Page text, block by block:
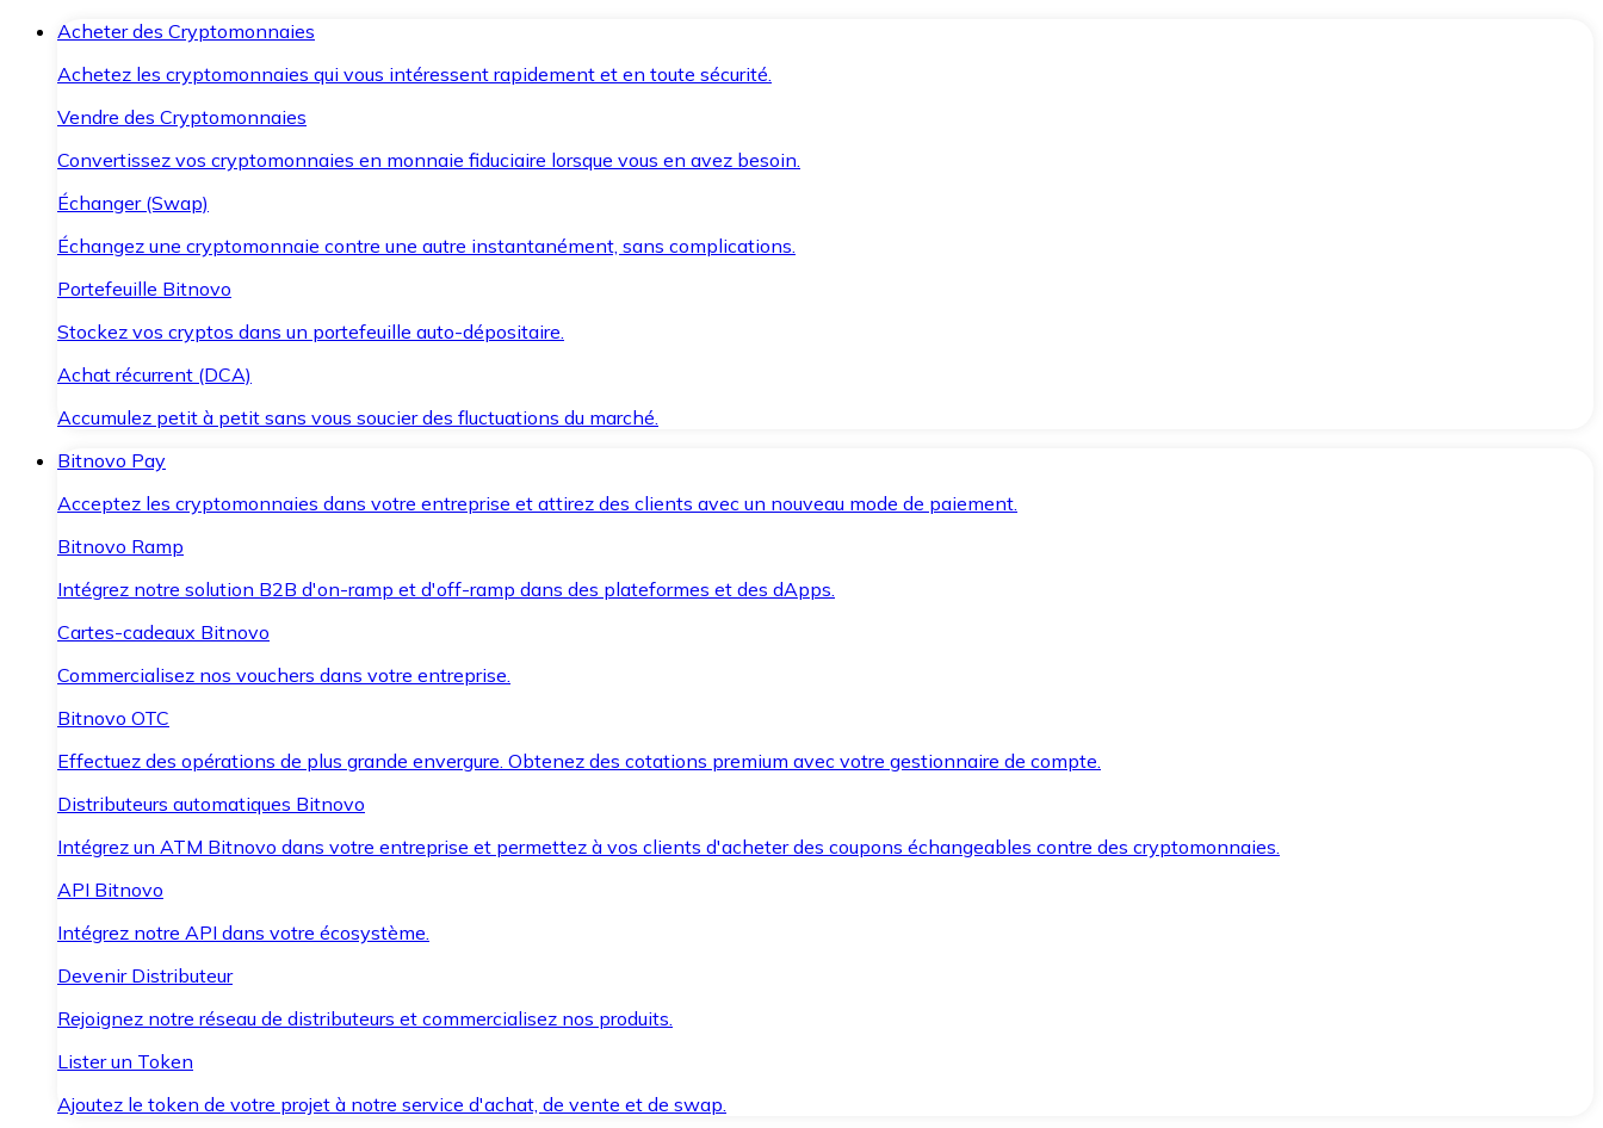
Acheter des Cryptomonnaies
Achetez les cryptomonnaies qui vous intéressent rapidement et en toute sécurité.
Vendre des Cryptomonnaies
Convertissez vos cryptomonnaies en monnaie fiduciaire lorsque vous en avez besoin.
Échanger (Swap)
Échangez une cryptomonnaie contre une autre instantanément, sans complications.
Portefeuille Bitnovo
Stockez vos cryptos dans un portefeuille auto-dépositaire.
Achat récurrent (DCA)
Accumulez petit à petit sans vous soucier des fluctuations du marché.
Bitnovo Pay
Acceptez les cryptomonnaies dans votre entreprise et attirez des clients avec un nouveau mode de paiement.
Bitnovo Ramp
Intégrez notre solution B2B d'on-ramp et d'off-ramp dans des plateformes et des dApps.
Cartes-cadeaux Bitnovo
Commercialisez nos vouchers dans votre entreprise.
Bitnovo OTC
Effectuez des opérations de plus grande envergure. Obtenez des cotations premium avec votre gestionnaire de compte.
Distributeurs automatiques Bitnovo
Intégrez un ATM Bitnovo dans votre entreprise et permettez à vos clients d'acheter des coupons échangeables contre des cryptomonnaies.
API Bitnovo
Intégrez notre API dans votre écosystème.
Devenir Distributeur
Rejoignez notre réseau de distributeurs et commercialisez nos produits.
Lister un Token
Ajoutez le token de votre projet à notre service d'achat, de vente et de swap.